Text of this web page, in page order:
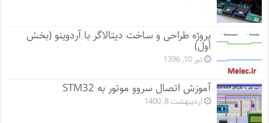
پروژه طراحی و ساخت دیتالاگر با آردوینو (بخش
اول)
تیر 10, 1396
آموزش اتصال سروو موتور به STM32
اردیبهشت 8, 1400